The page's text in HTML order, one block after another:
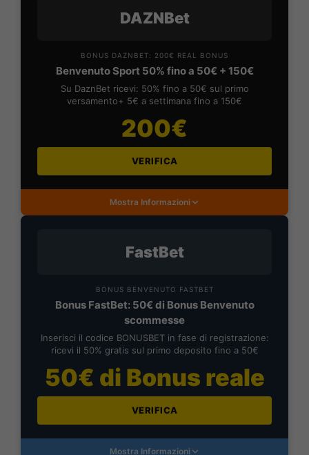
DAZNBet
BONUS DAZNBET: 200€ REAL BONUS
Benvenuto Sport 50% fino a 50€ + 150€
Su DaznBet ricevi: 50% fino a 50€ sul primo
versamento+ 5€ a settimana fino a 150€
200€
VERIFICA
Mostra Informazioni
FastBet
BONUS BENVENUTO FASTBET
Bonus FastBet: 50€ di Bonus Benvenuto
scommesse
Inserisci il codice BONUSBET in fase di registrazione:
ricevi il 50% gratis sul primo deposito fino a 50€
50€ di Bonus reale
VERIFICA
Mostra Informazioni